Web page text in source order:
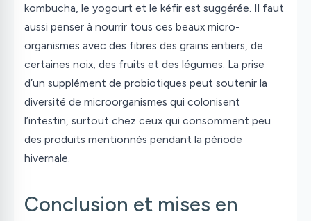
kombucha, le yogourt et le kéfir est suggérée. Il faut
aussi penser à nourrir tous ces beaux micro-
organismes avec des fibres des grains entiers, de
certaines noix, des fruits et des légumes. La prise
d’un supplément de probiotiques peut soutenir la
diversité de microorganismes qui colonisent
l’intestin, surtout chez ceux qui consomment peu
des produits mentionnés pendant la période
hivernale.
Conclusion et mises en